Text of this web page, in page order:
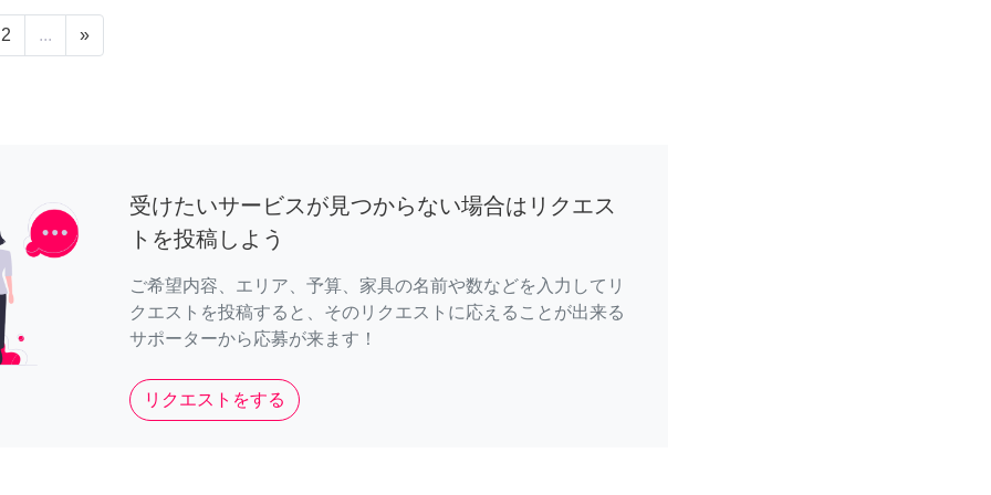
2 ... »
受けたいサービスが見つからない場合はリクエス
トを投稿しよう
ご希望内容、エリア、予算、家具の名前や数などを入力してリ
クエストを投稿すると、そのリクエストに応えることが出来る
サポーターから応募が来ます！
リクエストをする